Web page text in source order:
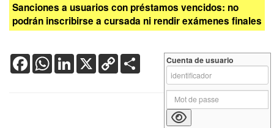
Sanciones a usuarios con préstamos vencidos: no
podrán inscribirse a cursada ni rendir exámenes finales
FacebookWhatsApp
LinkedIn
X Copy
Link
Cuenta de usuario